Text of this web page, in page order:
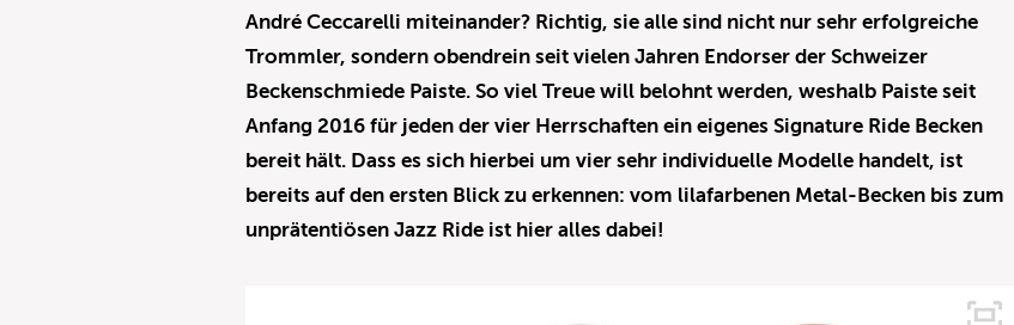
André Ceccarelli miteinander? Richtig, sie alle sind nicht nur sehr erfolgreiche
Trommler, sondern obendrein seit vielen Jahren Endorser der Schweizer
Beckenschmiede Paiste. So viel Treue will belohnt werden, weshalb Paiste seit
Anfang 2016 für jeden der vier Herrschaften ein eigenes Signature Ride Becken
bereit hält. Dass es sich hierbei um vier sehr individuelle Modelle handelt, ist
bereits auf den ersten Blick zu erkennen: vom lilafarbenen Metal-Becken bis zum
unprätentiösen Jazz Ride ist hier alles dabei!